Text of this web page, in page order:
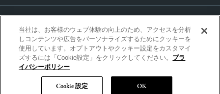
国际的| 简体中文
Copyright © SENSAI All Rights Reserved.
当社は、お客様のウェブ体験の向上のため、アクセスを分析
しコンテンツや広告をパーソナライズするためにクッキーを
使用しています。オプトアウトやクッキー設定をカスタマイ
ズするには「Cookie設定」をクリックしてください。 プラ
イバシーポリシー
Cookie 設定 OK